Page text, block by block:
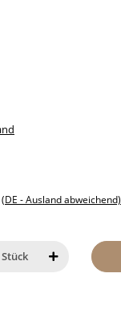
(DE - Ausland abweichend)
Stück